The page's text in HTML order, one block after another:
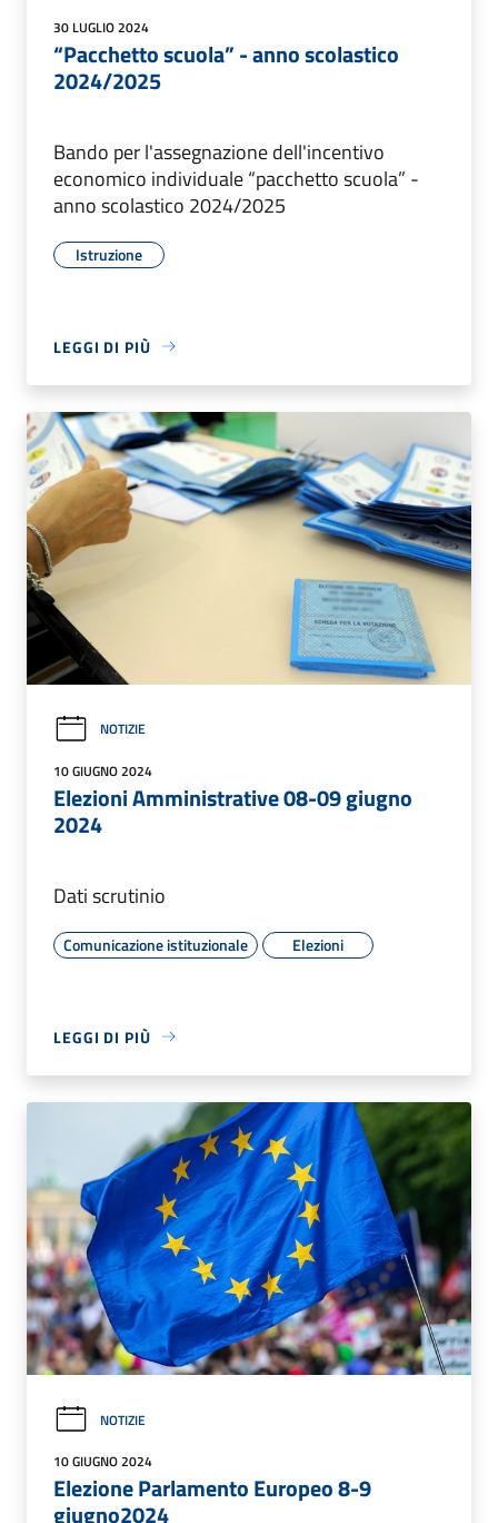
30 LUGLIO 2024
“Pacchetto scuola” - anno scolastico
2024/2025
Bando per l'assegnazione dell'incentivo
economico individuale “pacchetto scuola” -
anno scolastico 2024/2025
Istruzione
LEGGI DI PIÙ
NOTIZIE
10 GIUGNO 2024
Elezioni Amministrative 08-09 giugno
2024
Dati scrutinio
Comunicazione istituzionale Elezioni
LEGGI DI PIÙ
NOTIZIE
10 GIUGNO 2024
Elezione Parlamento Europeo 8-9
giugno2024